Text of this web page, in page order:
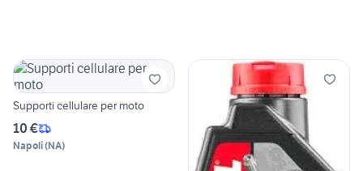
Supporti cellulare per moto
10 €
Napoli(NA)